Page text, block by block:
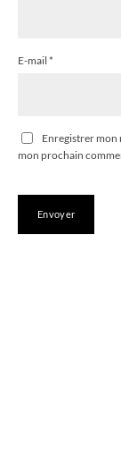
E-mail *
Enregistrer mon
mon prochain